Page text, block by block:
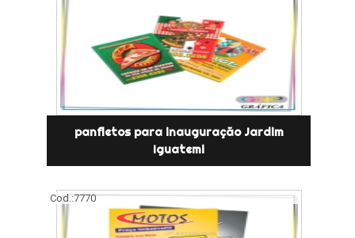
panfletos para inauguração Jardim
Iguatemi
Cod.:7770